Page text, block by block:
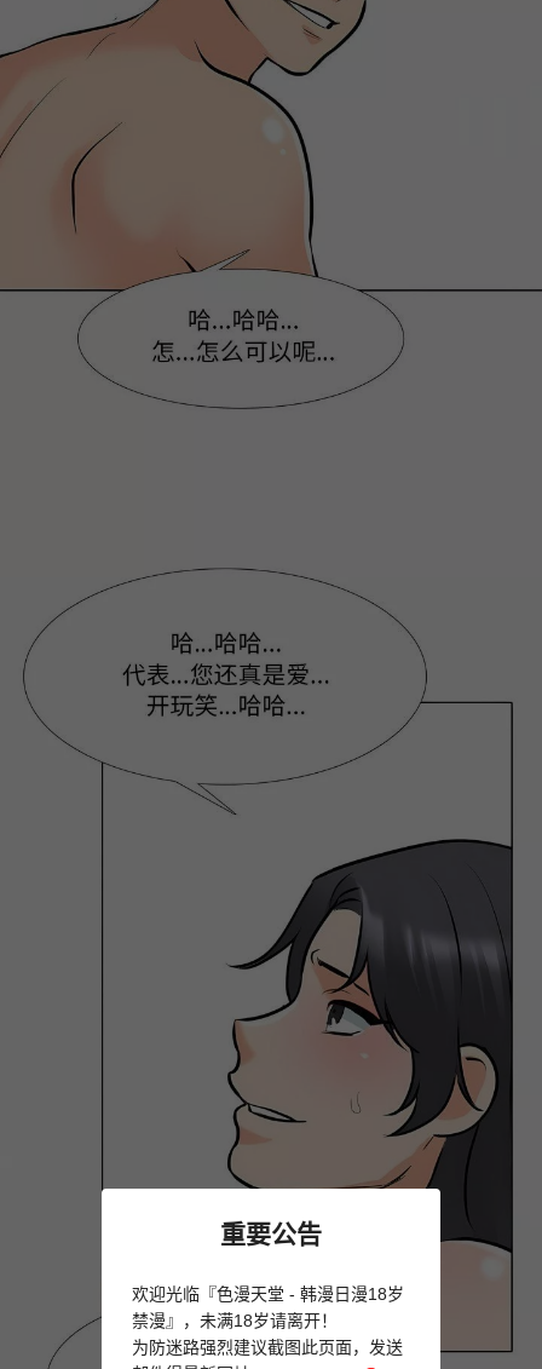
重要公告
欢迎光临『色漫天堂 - 韩漫日漫18岁
禁漫』，未满18岁请离开！
为防迷路强烈建议截图此页面，发送